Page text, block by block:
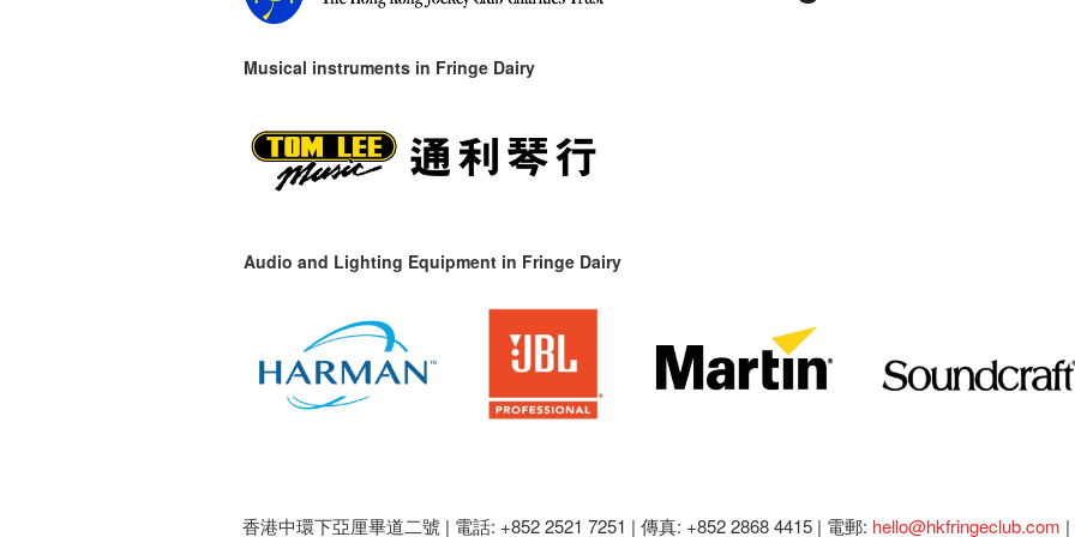
Musical instruments in Fringe Dairy
Audio and Lighting Equipment in Fringe Dairy
香港中環下亞厘畢道二號 | 電話: +852 2521 7251 | 傳真: +852 2868 4415 | 電郵: hello@hkfringeclub.com |